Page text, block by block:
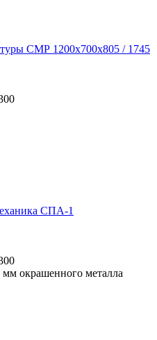
СМР 1200х700х805 / 1745
СПА-1
окрашенного металла